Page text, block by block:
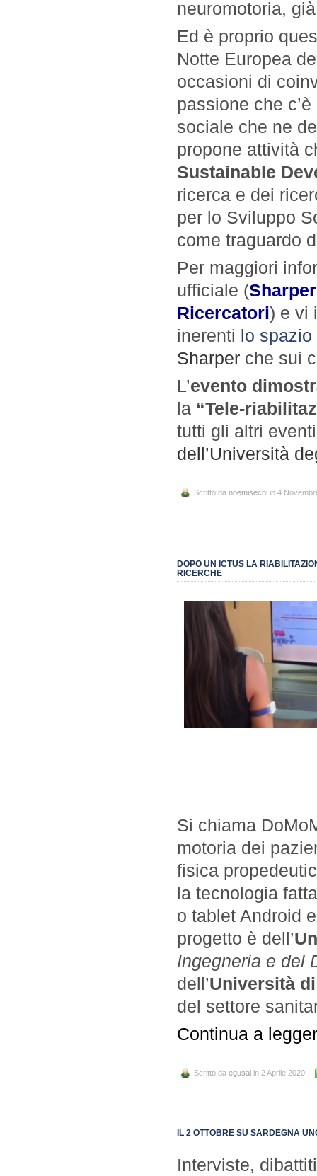
neuromotoria,
Ed è proprio
Notte Europea
occasioni di
passione che
sociale che ne
propone attività
Sustainable
ricerca e dei
per lo Sviluppo
come traguardo
Per maggiori
ufficiale (
Ricercatori) e vi
inerenti lo spazio
Sharper che sui
L’evento
la “Tele-
tutti gli altri
dell’Università
Scritto da noemisechi in 4
DOPO UN ICTUS LA
RICERCHE
Si chiama
motoria dei
fisica
la tecnologia
o tablet Android
progetto è dell’
Ingegneria e del
dell’Università
del settore
Continua a
Scritto da egusai in 2 Aprile 2020
IL 2 OTTOBRE SU SARDEGNA
Interviste,